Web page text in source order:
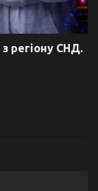
регіону СНД.